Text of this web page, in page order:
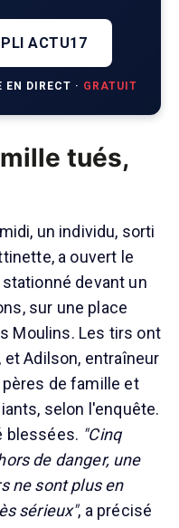
ACTU17
DIRECT · GRATUIT
tués,
un individu, sorti
a ouvert le
devant un
sur une place
Moulins. Les tirs ont
et Adilson, entraîneur
de famille et
selon l'enquête.
blessées. "Cinq
de danger, une
ne sont plus en
sérieux", a précisé